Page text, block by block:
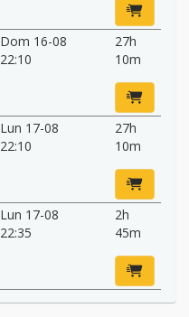
Dom 16-08
22:10
27h
10m
Lun 17-08
22:10
27h
10m
Lun 17-08
22:35
2h
45m